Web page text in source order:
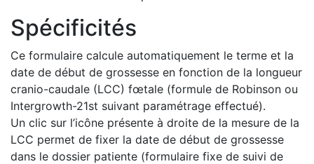
Spécificités
Ce formulaire calcule automatiquement le terme et la
date de début de grossesse en fonction de la longueur
cranio-caudale (LCC) fœtale (formule de Robinson ou
Intergrowth-21st suivant paramétrage effectué).
Un clic sur l’icône présente à droite de la mesure de la
LCC permet de fixer la date de début de grossesse
dans le dossier patiente (formulaire fixe de suivi de